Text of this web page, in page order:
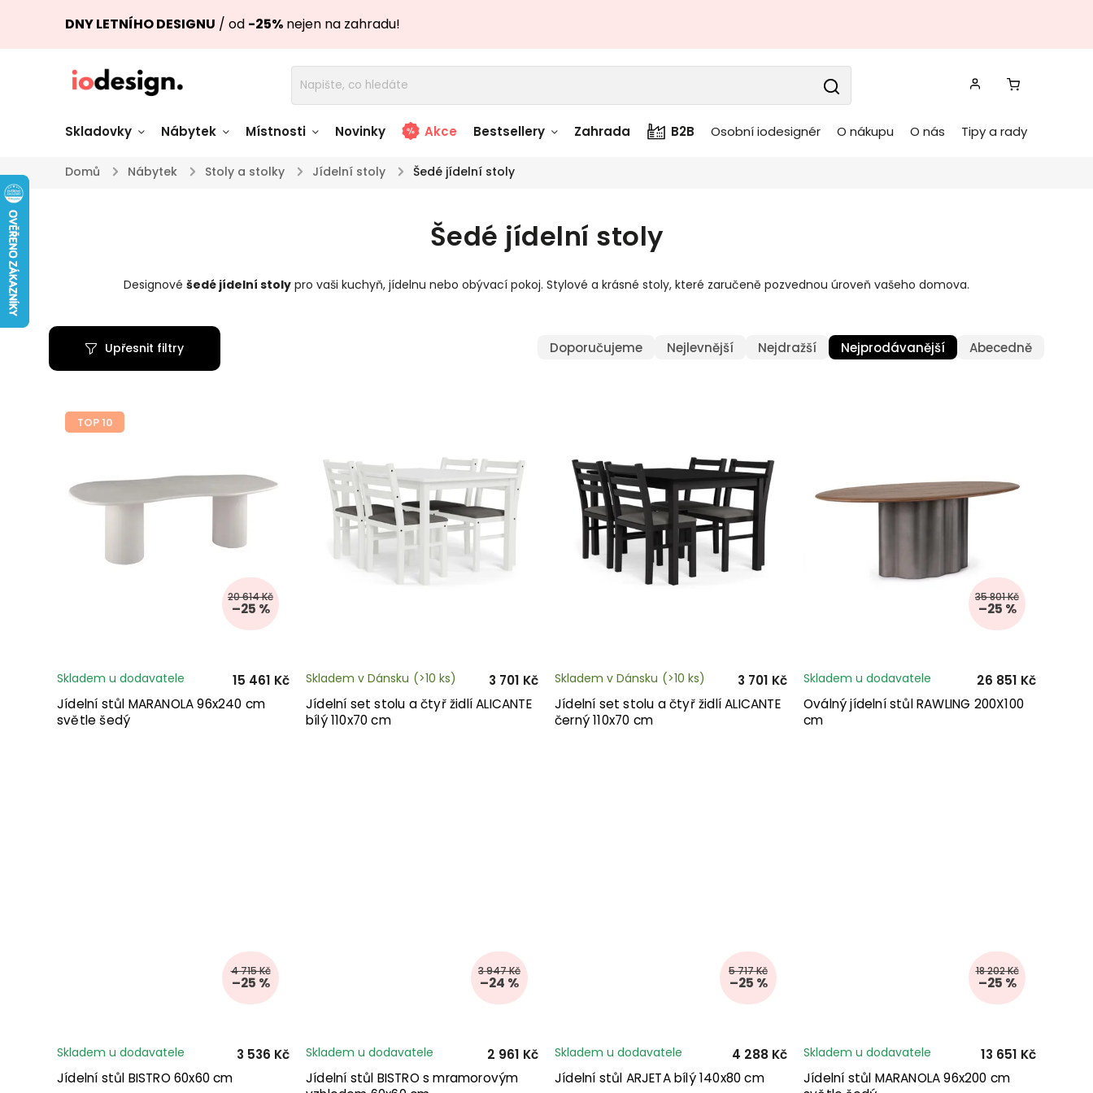
DNY LETNÍHO DESIGNU / od -25% nejen na zahradu!
Skladovky
Židle skladem Stoly skladem Stolky skladem
Zahradní nábytek
skladem
Světla skladem
Doplňky a
Textílie skladem
Nádobí skladem
Nábytek Místnosti Novinky Akce Bestsellery Zahrada B2B Osobní iodesignér O nákupu O nás Tipy a rady
Domů / Nábytek / Stoly a stolky / Jídelní stoly / Šedé jídelní stoly
Šedé jídelní stoly
Designové šedé jídelní stoly pro vaši kuchyň, jídelnu nebo obývací pokoj. Stylové a krásné stoly, které zaručeně pozvednou úroveň vašeho domova.
Doporučujeme Nejlevnější Nejdražší Nejprodávanější Abecedně
Upřesnit filtry
TOP 10
20 614 Kč
–25 %
Jídelní stůl MARANOLA 96x240 cm
světle šedý
Skladem u dodavatele
15 461 Kč
Jídelní set stolu a čtyř židlí ALICANTE
bílý 110x70 cm
Skladem v Dánsku (>10 ks)
3 701 Kč
Jídelní set stolu a čtyř židlí ALICANTE
černý 110x70 cm
Skladem v Dánsku (>10 ks) 3 701 Kč
35 801 Kč
–25 %
Oválný jídelní stůl RAWLING 200X100
cm
Skladem u dodavatele 26 851 Kč
4 715 Kč
–25 %
Jídelní stůl BISTRO 60x60 cm
Skladem u dodavatele 3 536 Kč
3 947 Kč
–24 %
Jídelní stůl BISTRO s mramorovým
Skladem u dodavatele 2 961 Kč
5 717 Kč
–25 %
Jídelní stůl ARJETA bílý 140x80 cm
Skladem u dodavatele 4 288 Kč
18 202 Kč
–25 %
Jídelní stůl MARANOLA 96x200 cm
Skladem u dodavatele 13 651 Kč